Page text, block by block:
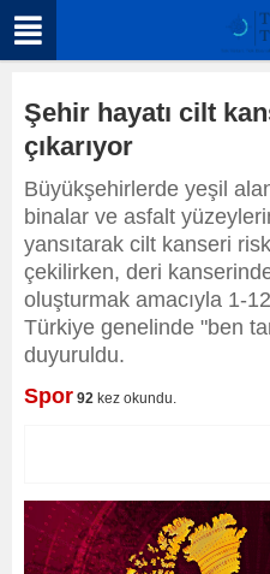
Şehir hayatı cilt
çıkarıyor
Büyükşehirlerde yeşil
binalar ve asfalt
yansıtarak cilt kanseri
çekilirken, deri
oluşturmak amacıyla 1-
Türkiye genelinde "ben
duyuruldu.
Spor 92 kez okundu.